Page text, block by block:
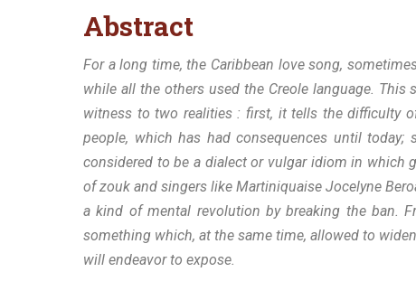
Abstract
For a long time, the Caribbean love song,
while all the others used the Creole language.
witness to two realities : first, it tells the difficulty
people, which has had consequences until
considered to be a dialect or vulgar idiom in which
of zouk and singers like Martiniquaise Jocelyne
a kind of mental revolution by breaking the ban.
something which, at the same time, allowed to
will endeavor to expose.